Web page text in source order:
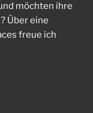
möchten ihre
Über eine
freue ich